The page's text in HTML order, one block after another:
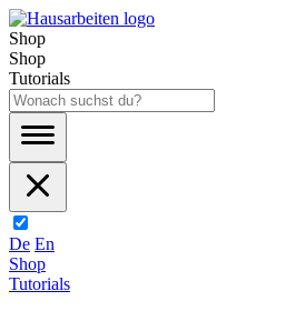
Shop
Shop
Tutorials
De En
Shop
Tutorials